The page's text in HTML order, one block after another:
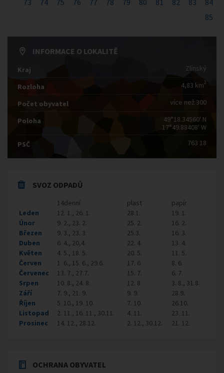
73
74 75 76 77 78 79 80 81 82 83
84
85
INFORMACE O LOKALITĚ
Kraj Zlínský
Rozloha 4,83 km2
Počet obyvatel více než 300
Poloha
49°18.34560' N
17°49.88408' W
PSČ
763 18
SVOZ ODPADŮ
14denní plast
papír
Leden
12. 1., 26. 1. 28.1.
19. 1.
Únor
9. 2., 23. 2. 25. 2.
16. 2.
Březen
9. 3., 23. 3. 25.3.
16. 3.
Duben
6. 4., 20,4. 22. 4.
13. 4.
Květen
4. 5., 18. 5. 20. 5.
11. 5.
Červen
1. 6., 15. 6., 29.6. 17. 6.
8. 6.
Červenec
13. 7., 27.7. 15. 7.
6. 7.
Srpen
10. 8., 24. 8. 12. 8.
3. 8., 31.8.
Září
7. 9., 21. 9. 9. 9.
28.9.
Říjen
5. 10., 19. 10. 7. 10.
26.10.
Listopad
2. 11., 16. 11., 30.11. 4. 11.
23. 11.
Prosinec
14. 12., 28.12. 2. 12., 30.12. 21. 12.
OCHRANA OBYVATEL